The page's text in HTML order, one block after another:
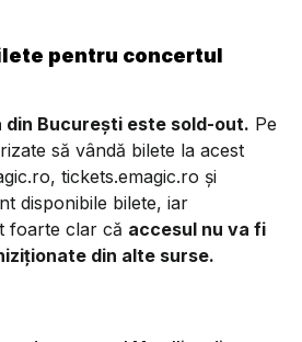
pentru concertul
București este sold-out. Pe
să vândă bilete la acest
tickets.emagic.ro și
disponibile bilete, iar
foarte clar că accesul nu va fi
din alte surse.